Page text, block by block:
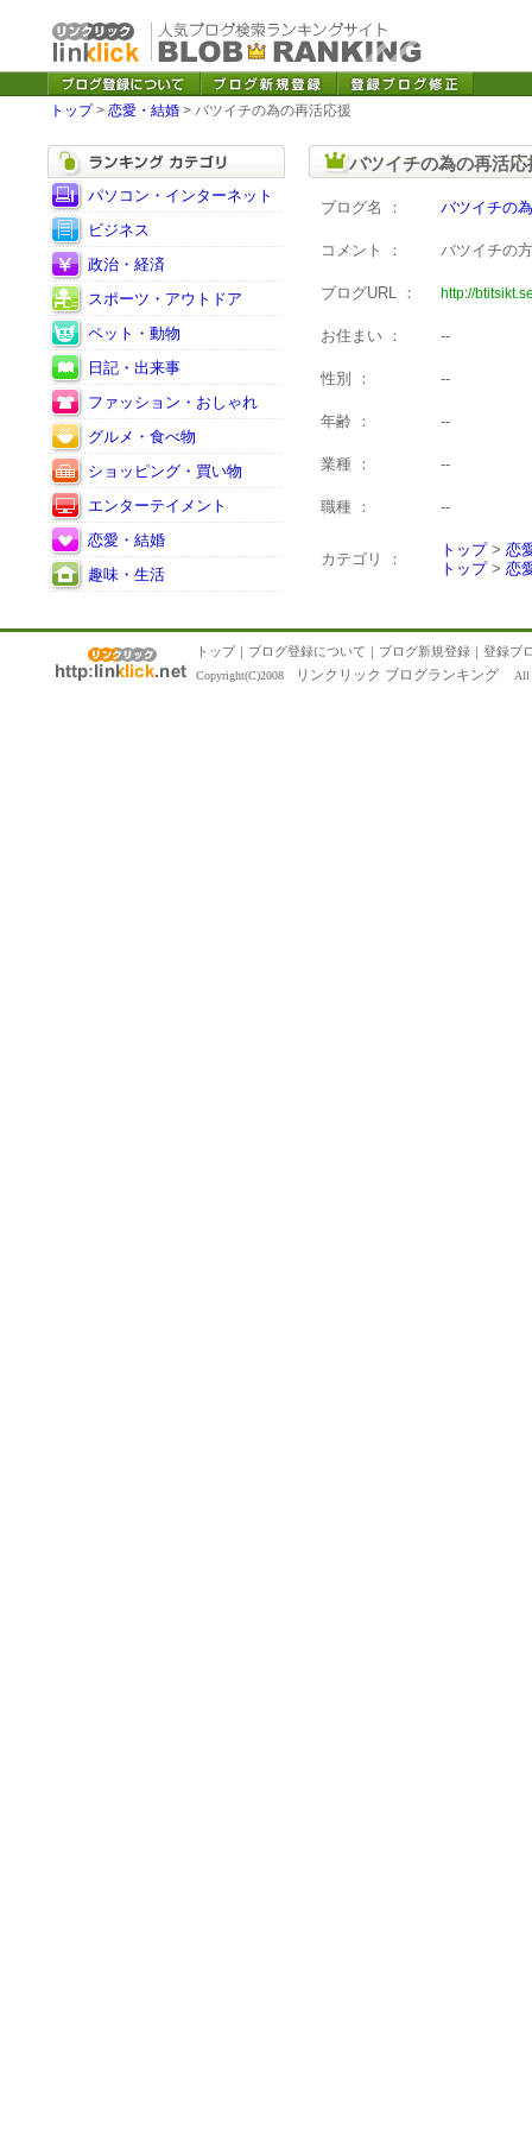
トップ> 恋愛・結婚 > バツイチの為の再活応援
パソコン・インターネット
ビジネス
政治・経済
スポーツ・アウトドア
ペット・動物
日記・出来事
ファッション・おしゃれ
グルメ・食べ物
ショッピング・買い物
エンターテイメント
恋愛・結婚
趣味・生活
バツイチの為の再活
ブログ名 ： バツイチの
コメント ： バツイチの
ブログURL ： http://
お住まい ： --
性別 ： --
年齢 ： --
業種 ： --
職種 ： --
カテゴリ ：
トップ> 恋
トップ> 恋
トップ｜ ブログ登録について ｜ ブログ新規登録 ｜ 登録ブ
Copyright(C)2008 リンクリック ブログランキング All